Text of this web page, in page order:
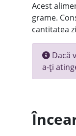
Acest
grame.
cantitatea
Dacă
a-ți